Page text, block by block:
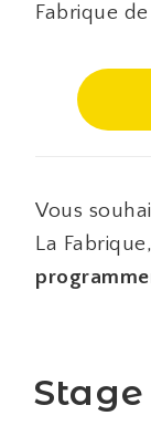
Fabrique
Vous
La